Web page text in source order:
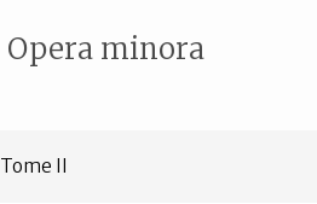
Opera minora
II